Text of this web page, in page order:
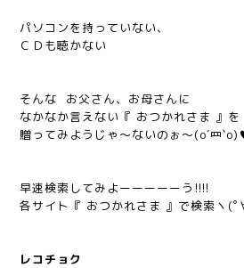
パソコンを持っていない、
ＣＤも聴かない
そんな お父さん、お母さんに
なかなか言えない『 おつかれさま 』を
贈ってみようじゃ～ないのぉ～(o´罒
早速検索してみよーーーーーう!!!!
各サイト『 おつかれさま 』で検索ヽ(
レコチョク